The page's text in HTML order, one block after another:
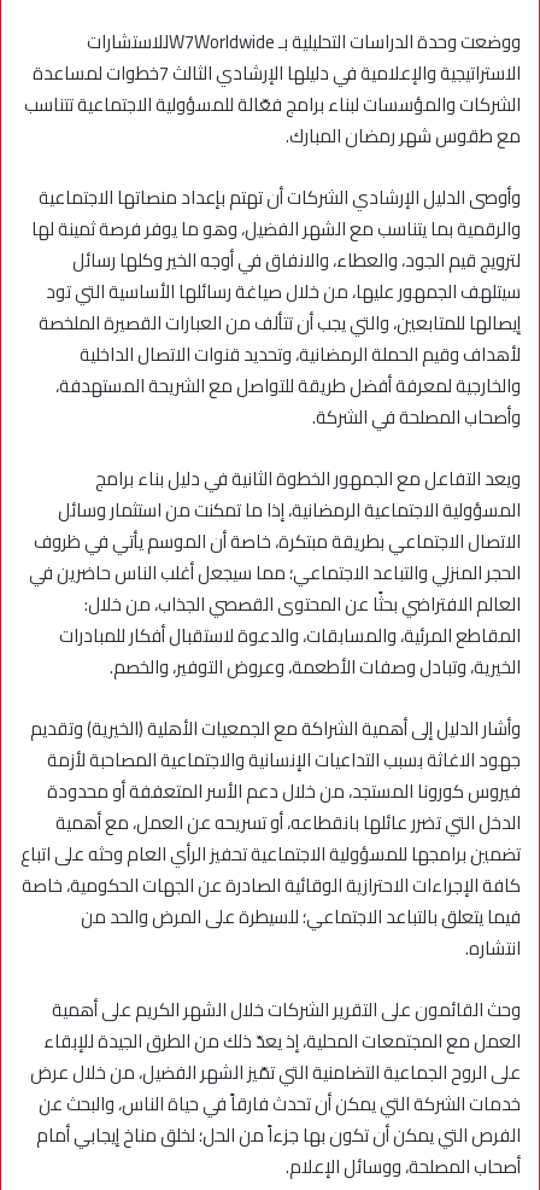
ووضعت وحدة الدراسات التحليلية بـ W7Worldwideللاستشارات
الاستراتيجية والإعلامية في دليلها الإرشادي الثالث 7خطوات لمساعدة
الشركات والمؤسسات لبناء برامج فعّالة للمسؤولية الاجتماعية تتناسب
مع طقوس شهر رمضان المبارك.
وأوصى الدليل الإرشادي الشركات أن تهتم بإعداد منصاتها الاجتماعية
والرقمية بما يتناسب مع الشهر الفضيل، وهو ما يوفر فرصة ثمينة لها
لترويج قيم الجود، والعطاء، والانفاق في أوجه الخير وكلها رسائل
سيتلهف الجمهور عليها، من خلال صياغة رسائلها الأساسية التي تود
إيصالها للمتابعين، والتي يجب أن تتألف من العبارات القصيرة الملخصة
لأهداف وقيم الحملة الرمضانية، وتحديد قنوات الاتصال الداخلية
والخارجية لمعرفة أفضل طريقة للتواصل مع الشريحة المستهدفة،
وأصحاب المصلحة في الشركة.
ويعد التفاعل مع الجمهور الخطوة الثانية في دليل بناء برامج
المسؤولية الاجتماعية الرمضانية، إذا ما تمكنت من استثمار وسائل
الاتصال الاجتماعي بطريقة مبتكرة، خاصة أن الموسم يأتي في ظروف
الحجر المنزلي والتباعد الاجتماعي؛ مما سيجعل أغلب الناس حاضرين في
العالم الافتراضي بحثًا عن المحتوى القصصي الجذاب، من خلال:
المقاطع المرئية، والمسابقات، والدعوة لاستقبال أفكار للمبادرات
الخيرية، وتبادل وصفات الأطعمة، وعروض التوفير، والخصم.
وأشار الدليل إلى أهمية الشراكة مع الجمعيات الأهلية (الخيرية) وتقديم
جهود الاغاثة بسبب التداعيات الإنسانية والاجتماعية المصاحبة لأزمة
فيروس كورونا المستجد، من خلال دعم الأسر المتعففة أو محدودة
الدخل التي تضرر عائلها بانقطاعه، أو تسريحه عن العمل، مع أهمية
تضمين برامجها للمسؤولية الاجتماعية تحفيز الرأي العام وحثه على اتباع
كافة الإجراءات الاحترازية الوقائية الصادرة عن الجهات الحكومية، خاصة
فيما يتعلق بالتباعد الاجتماعي؛ للسيطرة على المرض والحد من
انتشاره.
وحث القائمون على التقرير الشركات خلال الشهر الكريم على أهمية
العمل مع المجتمعات المحلية، إذ يعدّ ذلك من الطرق الجيدة للإبقاء
على الروح الجماعية التضامنية التي تمّيز الشهر الفضيل، من خلال عرض
خدمات الشركة التي يمكن أن تحدث فارقاً في حياة الناس، والبحث عن
الفرص التي يمكن أن تكون بها جزءاً من الحل؛ لخلق مناخ إيجابي أمام
أصحاب المصلحة، ووسائل الإعلام.